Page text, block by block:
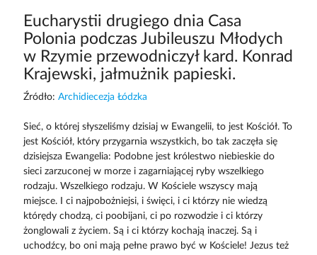
Eucharystii drugiego dnia Casa
Polonia podczas Jubileuszu Młodych
w Rzymie przewodniczył kard. Konrad
Krajewski, jałmużnik papieski.
Źródło: Archidiecezja Łódzka
Sieć, o której słyszeliśmy dzisiaj w Ewangelii, to jest Kościół. To
jest Kościół, który przygarnia wszystkich, bo tak zaczęła się
dzisiejsza Ewangelia: Podobne jest królestwo niebieskie do
sieci zarzuconej w morze i zagarniającej ryby wszelkiego
rodzaju. Wszelkiego rodzaju. W Kościele wszyscy mają
miejsce. I ci najpobożniejsi, i święci, i ci którzy nie wiedzą
którędy chodzą, ci poobijani, ci po rozwodzie i ci którzy
żonglowali z życiem. Są i ci którzy kochają inaczej. Są i
uchodźcy, bo oni mają pełne prawo być w Kościele! Jezus też